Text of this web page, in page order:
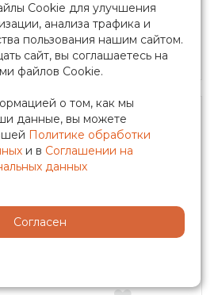
В наличии
281.78 руб.
Cookie для улучшения
анализа трафика и
пользования нашим сайтом.
сайт, вы соглашаетесь на
файлов Cookie.
о том, как мы
данные, вы можете
Политике обработки
и в Соглашении на
данных
Согласен